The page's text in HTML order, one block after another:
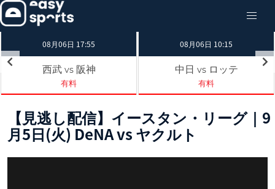
08月06日 10:15
中日 vs ロッテ
有料
08月06日 17:55
西武 vs 阪神
有料
【見逃し配信】イースタン・リーグ｜9
月5日(火) DeNA vs ヤクルト